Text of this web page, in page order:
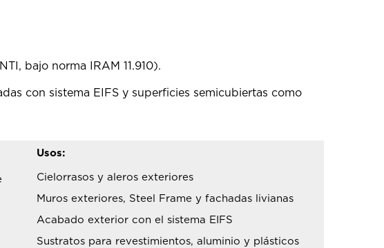
bajo norma IRAM 11.910).
con sistema EIFS y superficies semicubiertas como
Usos:
Cielorrasos y aleros exteriores
Muros exteriores, Steel Frame y fachadas livianas
Acabado exterior con el sistema EIFS
Sustratos para revestimientos, aluminio y plásticos